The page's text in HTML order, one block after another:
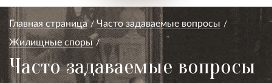
Главная страница
Часто задаваемые вопросы
Жилищные споры
Часто задаваемые вопросы